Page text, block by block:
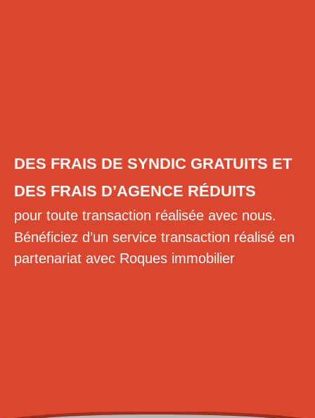
DES FRAIS DE SYNDIC GRATUITS ET
DES FRAIS D’AGENCE RÉDUITS
pour toute transaction réalisée avec nous.
Bénéficiez d’un service transaction réalisé en
partenariat avec Roques immobilier